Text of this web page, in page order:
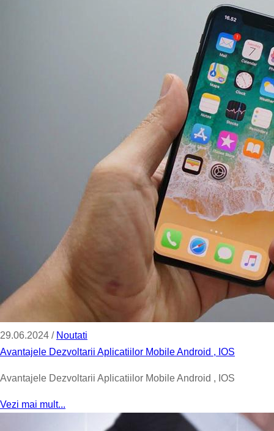
29.06.2024 / Noutati
Avantajele Dezvoltarii Aplicatiilor Mobile Android , IOS
Avantajele Dezvoltarii Aplicatiilor Mobile Android , IOS
Vezi mai mult...